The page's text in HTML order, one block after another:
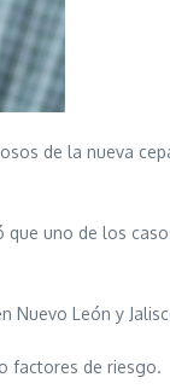
de la nueva
uno de los
Nuevo León y
factores de riesgo.